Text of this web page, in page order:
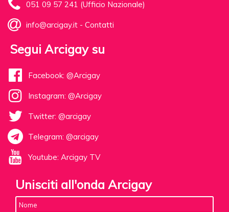
051 09 57 241 (Ufficio Nazionale)
info@arcigay.it - Contatti
Segui Arcigay su
Facebook: @Arcigay
Instagram: @Arcigay
Twitter: @arcigay
Telegram: @arcigay
Youtube: Arcigay TV
Unisciti all'onda Arcigay